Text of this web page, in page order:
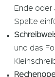
Ende oder
Spalte
und das